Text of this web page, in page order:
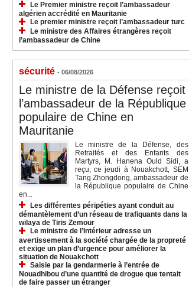
Le Premier ministre reçoit l’ambassadeur
algérien accrédité en Mauritanie
Le premier ministre reçoit l’ambassadeur turc
Le ministre des Affaires étrangères reçoit
l’ambassadeur de Chine
sécurité - 06/08/2026
Le ministre de la Défense reçoit
l’ambassadeur de la République
populaire de Chine en
Mauritanie
Le ministre de la Défense, des
Retraités et des Enfants des
Martyrs, M. Hanena Ould Sidi, a
reçu, ce jeudi à Nouakchott, SEM
Tang Zhongdong, ambassadeur de
la République populaire de Chine
en...
Les différentes péripéties ayant conduit au
démantèlement d’un réseau de trafiquants dans la
wilaya de Tiris Zemour
Le ministre de l’Intérieur adresse un
avertissement à la société chargée de la propreté
et exige un plan d’urgence pour améliorer la
situation de Nouakchott
Saisie par la gendarmerie à l’entrée de
Nouadhibou d’une quantité de drogue que tentait
de faire passer un étranger